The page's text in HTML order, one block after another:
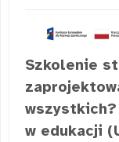
Szkolenie
w edukacji